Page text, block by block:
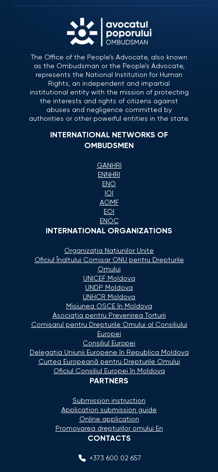
The Office of the People’s Advocate, also known
as the Ombudsman or the People’s Advocate,
represents the National Institution for Human
Rights, an independent and impartial
institutional entity with the mission of protecting
the interests and rights of citizens against
abuses and negligence committed by
authorities or other powerful entities in the state.
INTERNATIONAL NETWORKS OF
OMBUDSMEN
GANHRI
ENNHRI
ENO
IOI
AOMF
EOI
ENOC
INTERNATIONAL ORGANIZATIONS
Organizaţia Naţiunilor Unite
Oficiul Înaltului Comisar ONU pentru Drepturile
Omului
UNICEF Moldova
UNDP Moldova
UNHCR Moldova
Misiunea OSCE în Moldova
Asociaţia pentru Prevenirea Torturii
Comisarul pentru Drepturile Omului al Consiliului
Europei
Consiliul Europei
Delegaţia Uniunii Europene în Republica Moldova
Curtea Europeană pentru Drepturile Omului
Oficiul Consiliul Europei în Moldova
PARTNERS
Submission instruction
Application submission guide
Online application
Promovarea drepturilor omului En
CONTACTS
+373 600 02 657